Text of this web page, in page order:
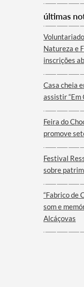
últimas
Natureza e
inscrições
Casa cheia
assistir “Em
Feira do
promove
Festival
sobre
“Fabrico de
som e
Alcáçovas